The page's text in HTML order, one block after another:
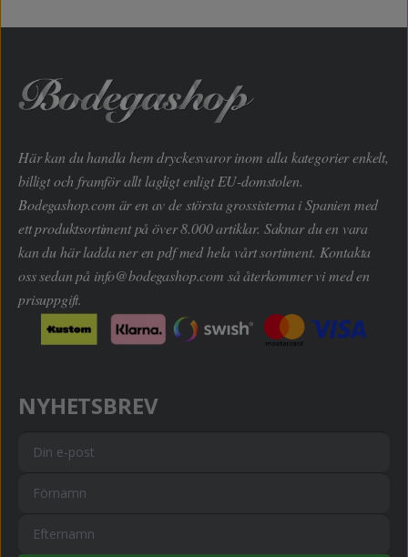
Här kan du handla hem dryckesvaror inom alla kategorier enkelt,
billigt och framför allt lagligt enligt EU-domstolen.
Bodegashop.com är en av de största grossisterna i Spanien med
ett produktsortiment på över 8.000 artiklar. Saknar du en vara
kan du här ladda ner en pdf med hela vårt sortiment. Kontakta
oss sedan på info@bodegashop.com så återkommer vi med en
prisuppgift.
NYHETSBREV